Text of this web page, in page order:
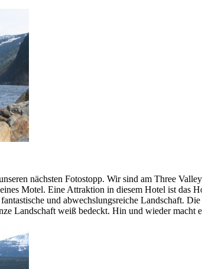
nächsten Fotostopp. Wir sind am Three
Motel. Eine Attraktion in diesem Hotel ist das
und abwechslungsreiche Landschaft.
Landschaft weiß bedeckt. Hin und wieder macht